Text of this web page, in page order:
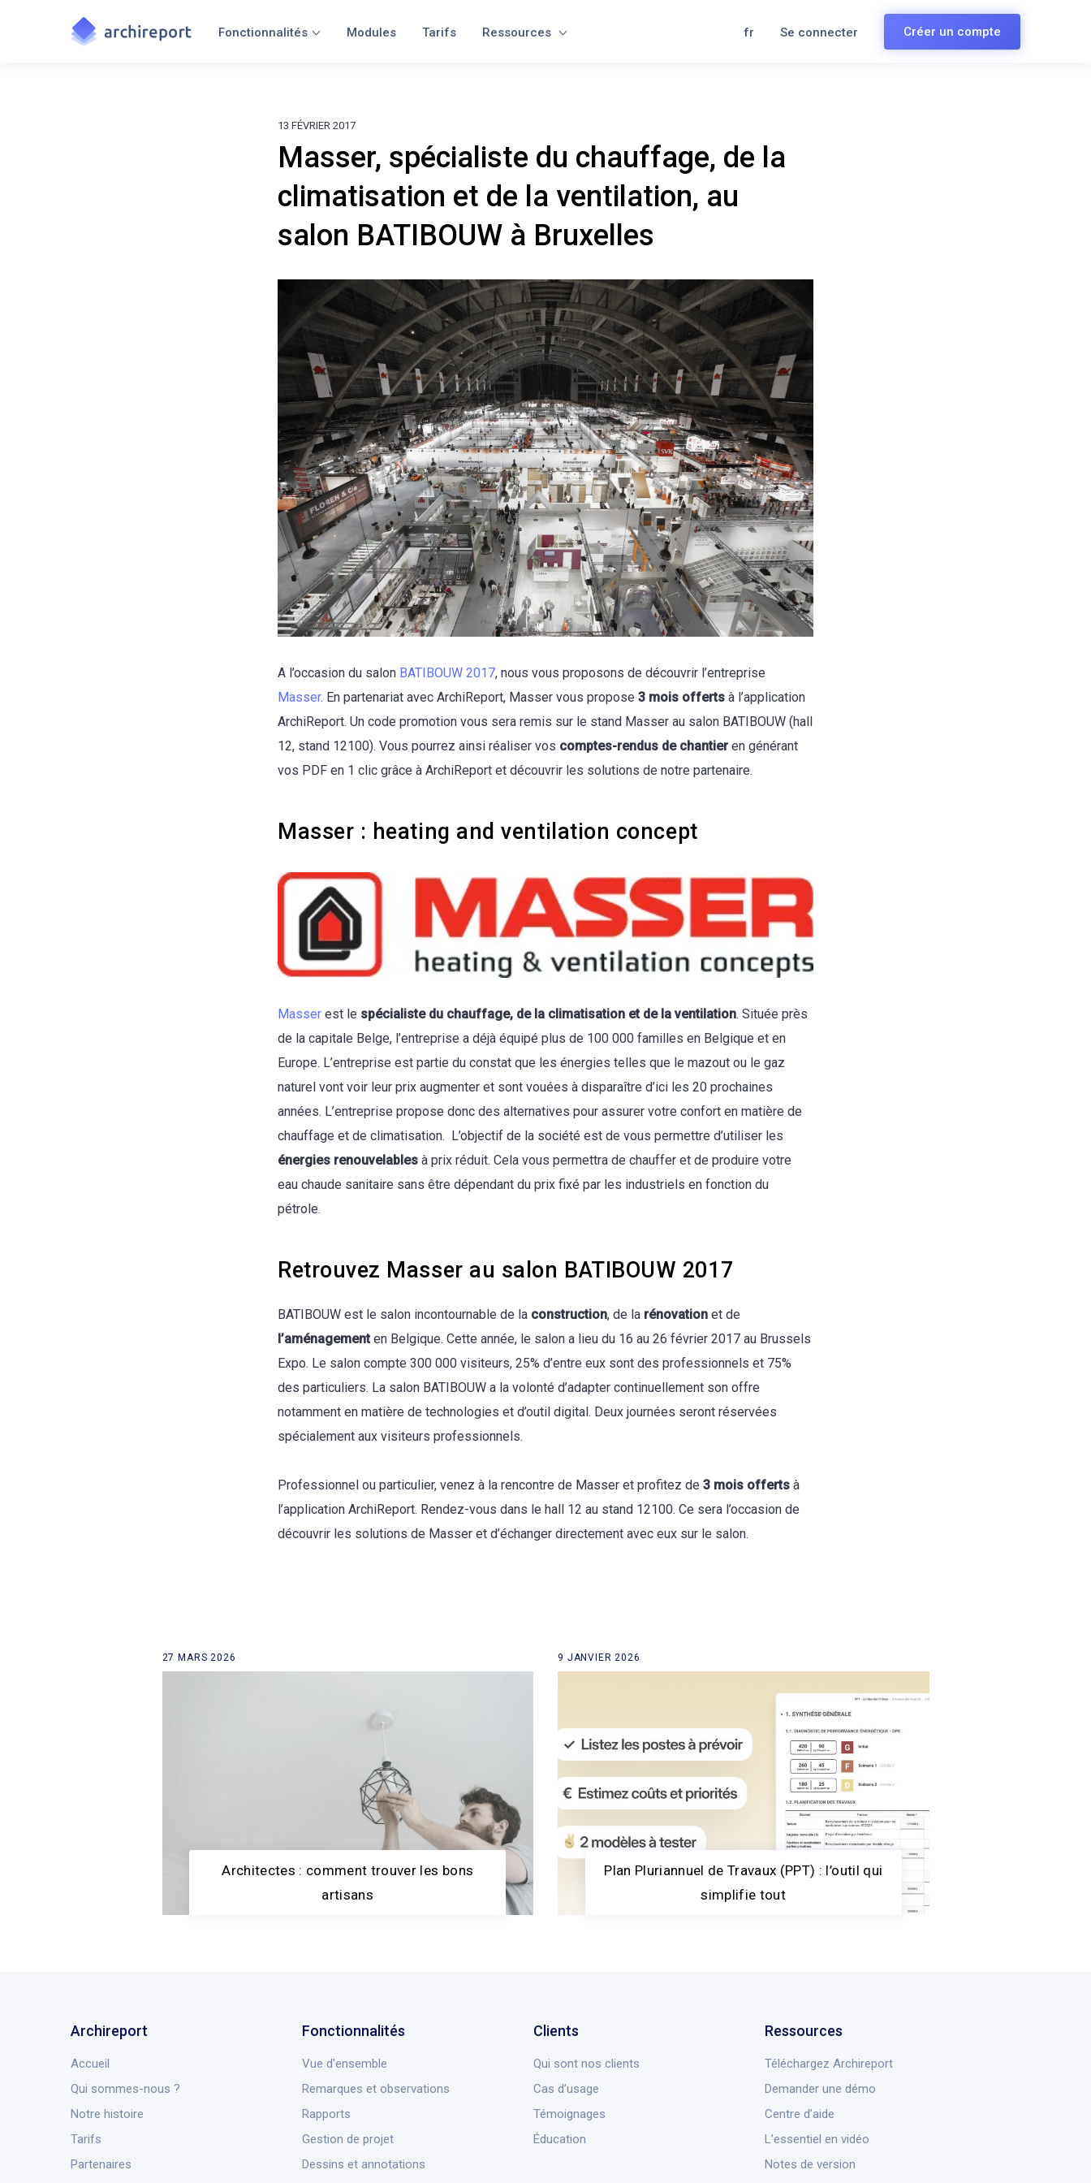
Fonctionnalités Modules Tarifs Ressources fr Se connecter Créer un compte
13 FÉVRIER 2017
Masser, spécialiste du chauffage, de la
climatisation et de la ventilation, au
salon BATIBOUW à Bruxelles
A l’occasion du salon BATIBOUW 2017, nous vous proposons de découvrir l’entreprise
Masser. En partenariat avec ArchiReport, Masser vous propose 3 mois offerts à l’application
ArchiReport. Un code promotion vous sera remis sur le stand Masser au salon BATIBOUW (hall
12, stand 12100). Vous pourrez ainsi réaliser vos comptes-rendus de chantieren générant
vos PDF en 1 clic grâce à ArchiReport et découvrir les solutions de notre partenaire.
Masser : heating and ventilation concept
Masser est le spécialiste du chauffage, de la climatisation et de la ventilation. Située près
de la capitale Belge, l’entreprise a déjà équipé plus de 100 000 familles en Belgique et en
Europe. L’entreprise est partie du constat que les énergies telles que le mazout ou le gaz
naturel vont voir leur prix augmenter et sont vouées à disparaître d’ici les 20 prochaines
années. L’entreprise propose donc des alternatives pour assurer votre confort en matière de
chauffage et de climatisation. L’objectif de la société est de vous permettre d’utiliser les
énergies renouvelables à prix réduit. Cela vous permettra de chauffer et de produire votre
eau chaude sanitaire sans être dépendant du prix fixé par les industriels en fonction du
pétrole.
Retrouvez Masser au salon BATIBOUW 2017
BATIBOUW est le salon incontournable de la construction, de la rénovation et de
l’aménagementen Belgique. Cette année, le salon a lieu du 16 au 26 février 2017 au Brussels
Expo. Le salon compte 300 000 visiteurs, 25% d’entre eux sont des professionnels et 75%
des particuliers. La salon BATIBOUW a la volonté d’adapter continuellement son offre
notamment en matière de technologies et d’outil digital. Deux journées seront réservées
spécialement aux visiteurs professionnels.
Professionnel ou particulier, venez à la rencontre de Masser et profitez de 3 mois offerts à
l’application ArchiReport. Rendez-vous dans le hall 12 au stand 12100. Ce sera l’occasion de
découvrir les solutions de Masser et d’échanger directement avec eux sur le salon.
retour à la liste des news
27 MARS 2026
Architectes : comment trouver les bons
artisans
9 JANVIER 2026
Plan Pluriannuel de Travaux (PPT) : l’outil qui
simplifie tout
Archireport
Accueil
Qui sommes-nous ?
Notre histoire
Tarifs
Partenaires
Fonctionnalités
Vue d'ensemble
Remarques et observations
Rapports
Gestion de projet
Dessins et annotations
Clients
Qui sont nos clients
Cas d’usage
Témoignages
Éducation
Ressources
Téléchargez Archireport
Demander une démo
Centre d’aide
L’essentiel en vidéo
Notes de version